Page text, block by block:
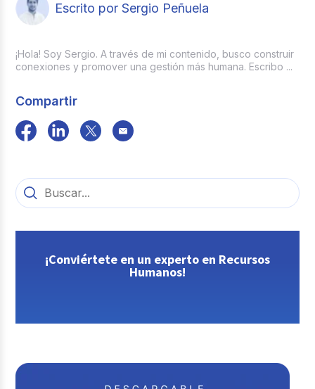
Escrito por Sergio Peñuela
¡Hola! Soy Sergio. A través de mi contenido, busco construir
conexiones y promover una gestión más humana. Escribo ...
Compartir
¡Conviértete en un experto en Recursos
Humanos!